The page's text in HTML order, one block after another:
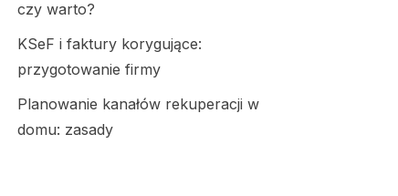
czy warto?
KSeF i faktury korygujące:
przygotowanie firmy
Planowanie kanałów rekuperacji w
domu: zasady